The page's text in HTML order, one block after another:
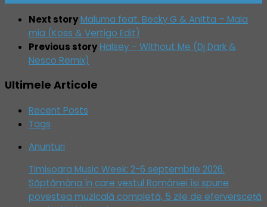
Next storyMaluma feat. Becky G & Anitta – Mala
mia (Koss & Vertigo Edit)
Previous storyHalsey – Without Me (Dj Dark &
Nesco Remix)
Ultimele Articole
Recent Posts
Tags
Anunturi
Timișoara Music Week: 2-6 septembrie 2026.
Săptămâna în care vestul României își spune
povestea muzicală completă, 5 zile de eferversceță